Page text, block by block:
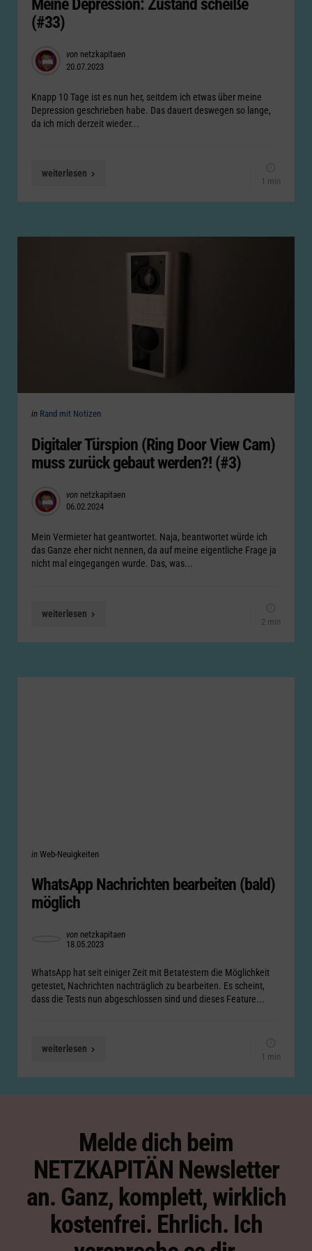
Meine Depression: Zustand scheiße
(#33)
Posted
by
von netzkapitaen
20.07.2023
Knapp 10 Tage ist es nun her, seitdem ich etwas über meine
Depression geschrieben habe. Das dauert deswegen so lange,
da ich mich derzeit wieder...
weiterlesen
1 min
Categories
Posted
in Rand mit Notizen
Digitaler Türspion (Ring Door View Cam)
muss zurück gebaut werden?! (#3)
Posted
by
von netzkapitaen
06.02.2024
Mein Vermieter hat geantwortet. Naja, beantwortet würde ich
das Ganze eher nicht nennen, da auf meine eigentliche Frage ja
nicht mal eingegangen wurde. Das, was...
weiterlesen
2 min
Categories
Posted
in Web-Neuigkeiten
WhatsApp Nachrichten bearbeiten (bald)
möglich
Posted
by
von netzkapitaen
18.05.2023
WhatsApp hat seit einiger Zeit mit Betatestern die Möglichkeit
getestet, Nachrichten nachträglich zu bearbeiten. Es scheint,
dass die Tests nun abgeschlossen sind und dieses Feature...
weiterlesen
1 min
Melde dich beim
NETZKAPITÄN Newsletter
an. Ganz, komplett, wirklich
kostenfrei. Ehrlich. Ich